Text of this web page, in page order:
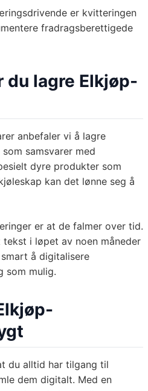
er kvitteringen
fradragsberettigede
du lagre Elkjøp-
anbefaler vi å lagre
som samsvarer med
dyre produkter som
kan det lønne seg å
er at de falmer over tid.
i løpet av noen måneder
å digitalisere
som mulig.
du alltid har tilgang til
dem digitalt. Med en